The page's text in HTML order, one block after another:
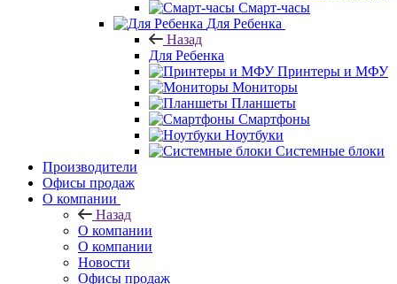
Смарт-часы
Для Ребенка
Назад
Для Ребенка
Принтеры и МФУ
Мониторы
Планшеты
Смартфоны
Ноутбуки
Системные блоки
Производители
Офисы продаж
О компании
Назад
О компании
О компании
Новости
Офисы продаж